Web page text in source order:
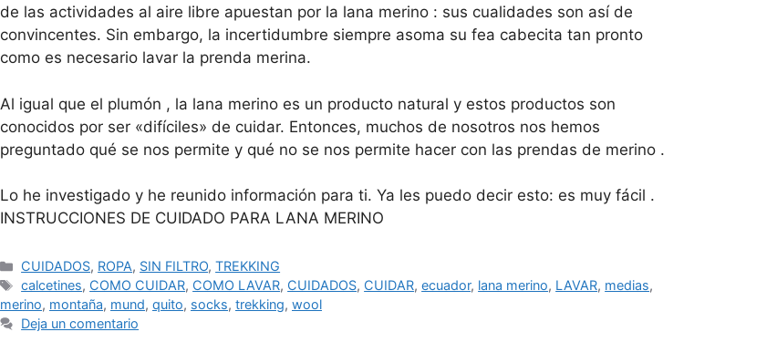
de las actividades al aire libre apuestan por la lana merino : sus cualidades son así de
convincentes. Sin embargo, la incertidumbre siempre asoma su fea cabecita tan pronto
como es necesario lavar la prenda merina.
Al igual que el plumón , la lana merino es un producto natural y estos productos son
conocidos por ser «difíciles» de cuidar. Entonces, muchos de nosotros nos hemos
preguntado qué se nos permite y qué no se nos permite hacer con las prendas de merino .
Lo he investigado y he reunido información para ti. Ya les puedo decir esto: es muy fácil .
INSTRUCCIONES DE CUIDADO PARA LANA MERINO
CUIDADOS, ROPA, SIN FILTRO,TREKKING
calcetines, COMO CUIDAR, COMO LAVAR, CUIDADOS, CUIDAR,ecuador, lana merino, LAVAR, medias,
merino, montaña, mund, quito, socks, trekking, wool
Deja un comentario